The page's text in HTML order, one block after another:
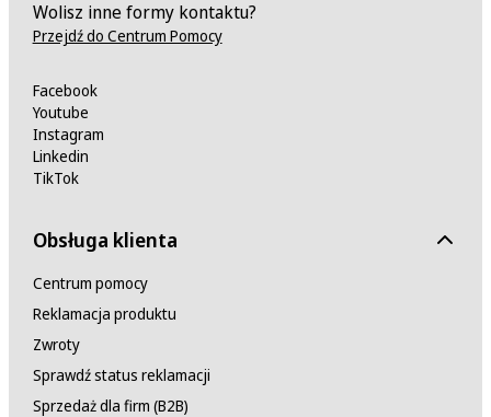
Wolisz inne formy kontaktu?
Przejdź do Centrum Pomocy
Facebook
Youtube
Instagram
Linkedin
TikTok
Obsługa klienta
Centrum pomocy
Reklamacja produktu
Zwroty
Sprawdź status reklamacji
Sprzedaż dla firm (B2B)